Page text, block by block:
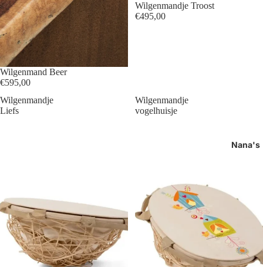
Nana's
Wilgenmand Beer
€595,00
Wilgenmandje Troost
€495,00
Wilgenmandje
Liefs
Wilgenmandje
vogelhuisje